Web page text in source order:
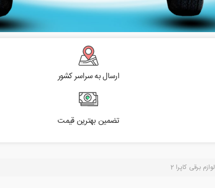
ارسال به سراسر کشور
تضمین بهترین قیمت
لوازم برقی کاپرا 2